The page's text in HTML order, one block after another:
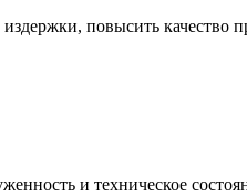
издержки, повысить
и техническое